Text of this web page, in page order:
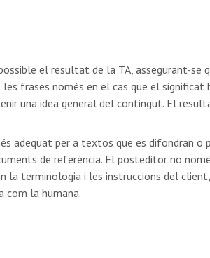
el resultat de la TA, assegurant-se
frases només en el cas que el
una idea general del contingut. El
adequat per a textos que es difondran o
de referència. El posteditor no
la terminologia i les instruccions del
com la humana.